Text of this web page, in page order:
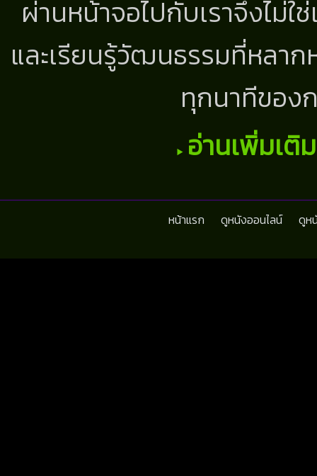
ผ่านหน้าจอไปกับเราจึงไม่
และเรียนรู้วัฒนธรรมที่หลา
ทุกนาทีขอ
อ่านเพิ่มเติ
หน้าแรก ดูหนังออนไลน์ ดูห